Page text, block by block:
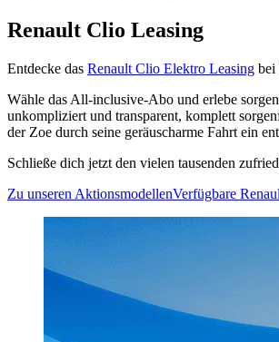
Renault Clio Leasing
Entdecke das Renault Clio Elektro Leasing bei
Wähle das All-inclusive-Abo und erlebe
unkompliziert und transparent, komplett
der Zoe durch seine geräuscharme Fahrt ein
Schließe dich jetzt den vielen tausenden
Zu unseren AktionsmodellenVerfügbare